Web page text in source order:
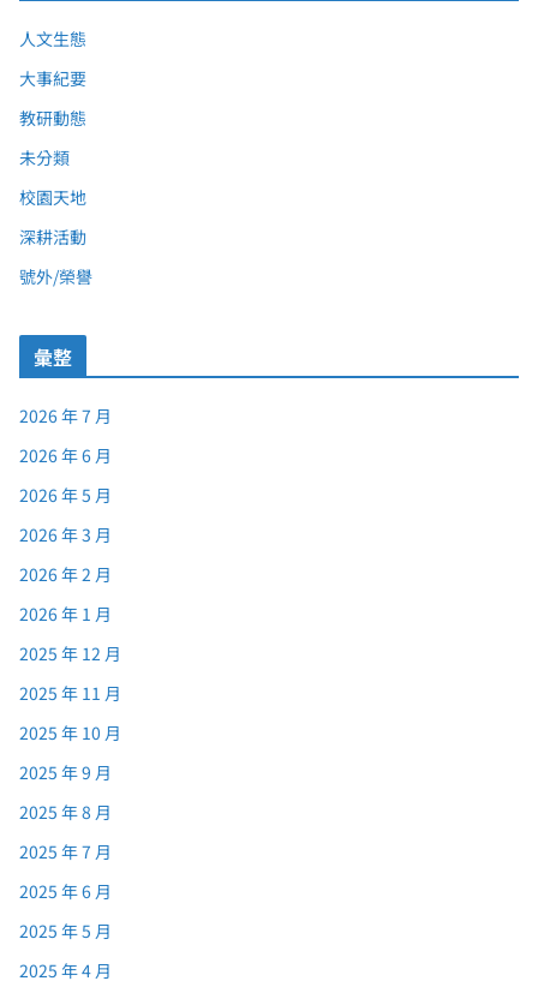
人文生態
大事紀要
教研動態
未分類
校園天地
深耕活動
號外/榮譽
彙整
2026 年 7 月
2026 年 6 月
2026 年 5 月
2026 年 3 月
2026 年 2 月
2026 年 1 月
2025 年 12 月
2025 年 11 月
2025 年 10 月
2025 年 9 月
2025 年 8 月
2025 年 7 月
2025 年 6 月
2025 年 5 月
2025 年 4 月